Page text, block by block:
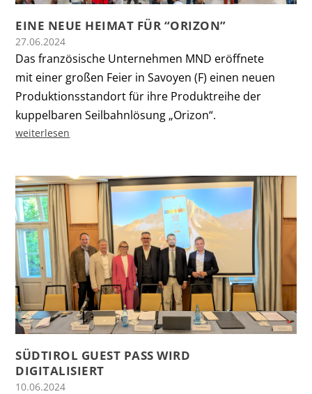
EINE NEUE HEIMAT FÜR “ORIZON”
27.06.2024
Das französische Unternehmen MND eröffnete
mit einer großen Feier in Savoyen (F) einen neuen
Produktionsstandort für ihre Produktreihe der
kuppelbaren Seilbahnlösung „Orizon“.
weiterlesen
SÜDTIROL GUEST PASS WIRD
DIGITALISIERT
10.06.2024